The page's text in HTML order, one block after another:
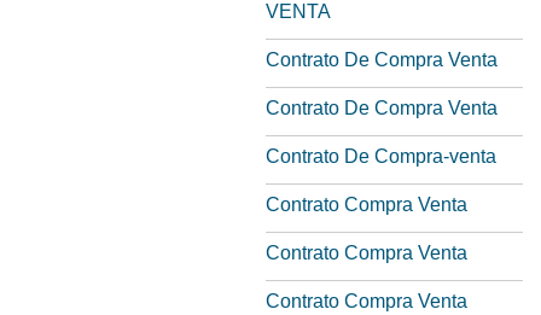
VENTA
Contrato De Compra Venta
Contrato De Compra Venta
Contrato De Compra-venta
Contrato Compra Venta
Contrato Compra Venta
Contrato Compra Venta